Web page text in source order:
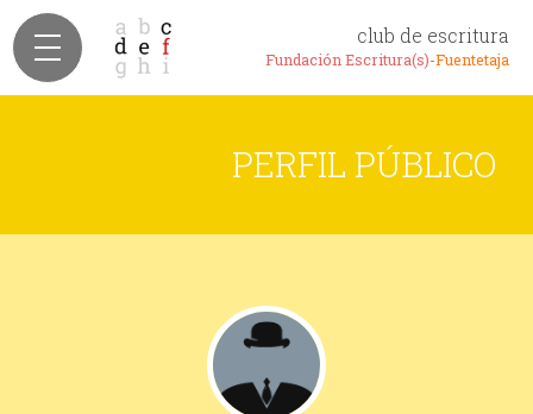
club de escritura
Fundación Escritura(s)-Fuentetaja
PERFIL PÚBLICO